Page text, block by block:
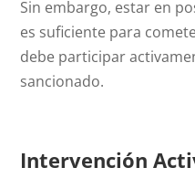
Sin embargo, estar en
es suficiente para
debe participar
sancionado.
Intervención